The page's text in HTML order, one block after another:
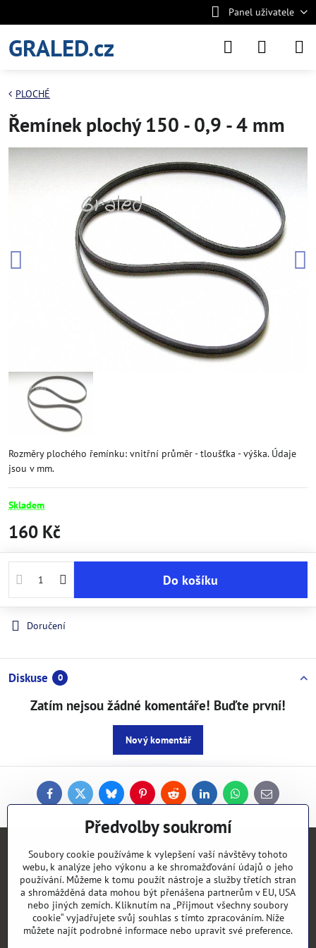
Panel uživatele
GRALED.cz
PLOCHÉ
Řemínek plochý 150 - 0,9 - 4 mm
Rozměry plochého řemínku: vnitřní průměr - tloušťka - výška. Údaje
jsou v mm.
Skladem
160 Kč
Do košíku
Doručení
Diskuse 0
Zatím nejsou žádné komentáře! Buďte první!
Nový komentář
FacebookTwitterBlueskyPinterestReddit LinkedInWhatsApp
E-
mail
Kontakty
Objednávky
Vše k nákupu
Předvolby soukromí
Soubory cookie používáme k vylepšení vaší návštěvy tohoto
webu, k analýze jeho výkonu a ke shromažďování údajů o jeho
používání. Můžeme k tomu použít nástroje a služby třetích stran
a shromážděná data mohou být přenášena partnerům v EU, USA
nebo jiných zemích. Kliknutím na „Přijmout všechny soubory
cookie“ vyjadřujete svůj souhlas s tímto zpracováním. Níže
můžete najít podrobné informace nebo upravit své preference.